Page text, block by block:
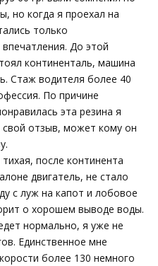
но когда я проехал на
только
До этой
континенталь, машина
Стаж водителя более 40
По причине
эта резина я
отзыв, может кому он
после континента
двигатель, не стало
с луж на капот и лобовое
о хорошем выводе воды.
нормально, я уже не
Единственное мне
более 130 немного